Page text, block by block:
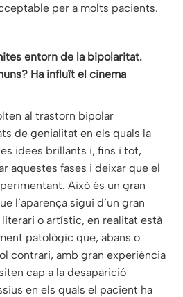
per a molts pacients.
entorn de la bipolaritat.
Ha influït el cinema
al trastorn bipolar
de genialitat en els quals la
idees brillants i, fins i tot,
aquestes fases i deixar que el
Això és un gran
l’aparença sigui d’un gran
o artístic, en realitat està
patològic que, abans o
contrari, amb gran experiència
cap a la desaparició
en els quals el pacient ha